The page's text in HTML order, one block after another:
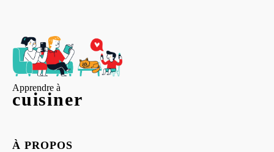
Apprendre à
cuisiner
À PROPOS